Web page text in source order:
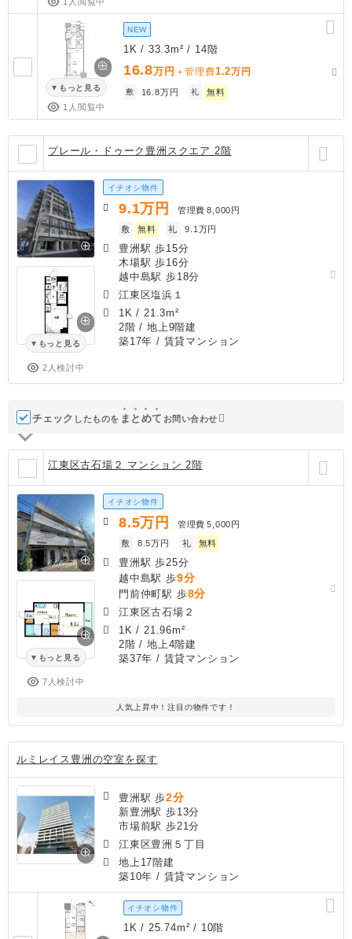
もっと見る
1人閲覧中
NEW
1K / 33.3m² / 14階
16.8万円 ＋管理費1.2万円
敷 16.8万円 礼 無料
プレール・ドゥーク豊洲スクエア 2階
もっと見る
2人検討中
イチオシ物件
9.1万円 管理費 8,000円
敷
無料 礼 9.1万円
豊洲駅 歩15分
木場駅 歩16分
越中島駅 歩18分
江東区塩浜１
1K / 21.3m²
2階 / 地上9階建
築17年 / 賃貸マンション
チェック したものを ま と めて お問い合わせ
江東区古石場２ マンション 2階
もっと見る
7人検討中
イチオシ物件
8.5万円 管理費 5,000円
敷
8.5万円 礼 無料
豊洲駅 歩25分
越中島駅 歩9分
門前仲町駅 歩8分
江東区古石場２
1K / 21.96m²
2階 / 地上4階建
築37年 / 賃貸マンション
人気上昇中！注目の物件です！
ルミレイス豊洲の空室を探す
豊洲駅 歩2分
新豊洲駅 歩13分
市場前駅 歩21分
江東区豊洲５丁目
地上17階建
築10年 / 賃貸マンション
イチオシ物件
1K / 25.74m² / 10階